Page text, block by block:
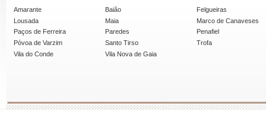
Amarante Baião
Felgueiras
Lousada
Maia
Marco de Canaveses
Paços de Ferreira
Paredes
Penafiel
Póvoa de Varzim
Santo Tirso
Trofa
Vila do Conde
Vila Nova de Gaia